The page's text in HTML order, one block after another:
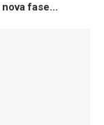
fase...